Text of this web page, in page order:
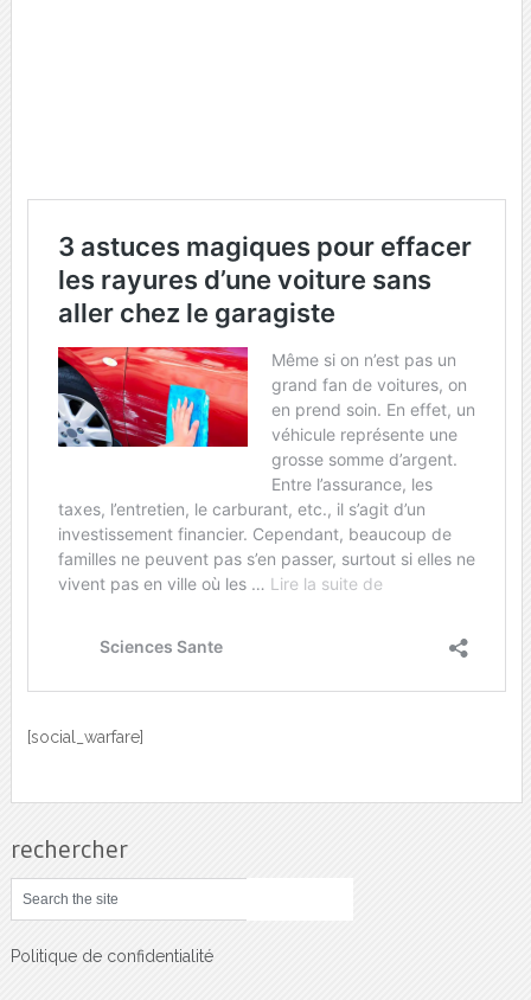
[social_warfare]
rechercher
Politique de confidentialité